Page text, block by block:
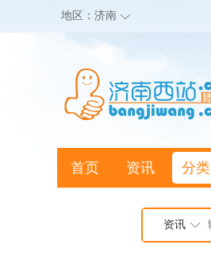
地区： 济南
首页 资讯 分类
资讯